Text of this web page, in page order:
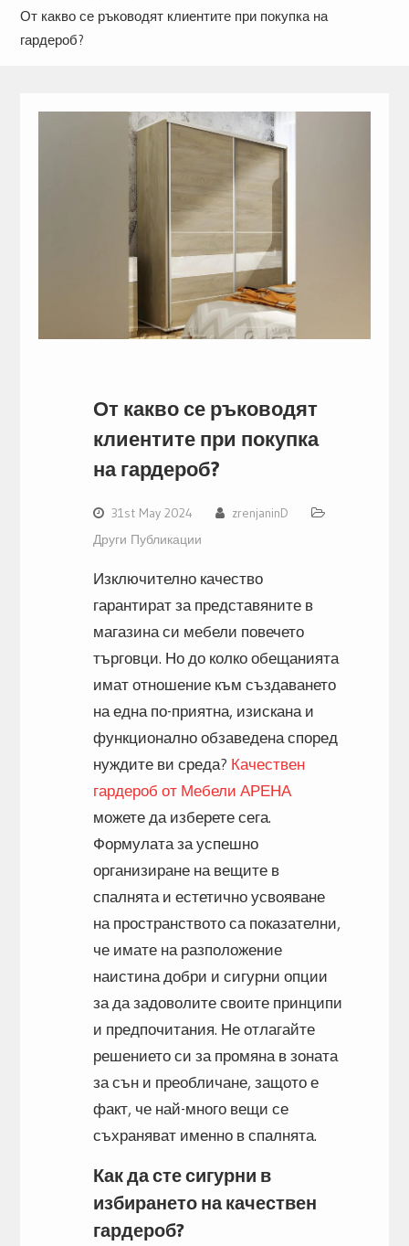
От какво се ръководят клиентите при покупка на
гардероб?
От какво се ръководят
клиентите при покупка
на гардероб?
31st May 2024
zrenjaninD
Други Публикации
Изключително качество
гарантират за представяните в
магазина си мебели повечето
търговци. Но до колко обещанията
имат отношение към създаването
на една по-приятна, изискана и
функционално обзаведена според
нуждите ви среда? Качествен
гардероб от Мебели АРЕНА
можете да изберете сега.
Формулата за успешно
организиране на вещите в
спалнята и естетично усвояване
на пространството са показателни,
че имате на разположение
наистина добри и сигурни опции
за да задоволите своите принципи
и предпочитания. Не отлагайте
решението си за промяна в зоната
за сън и преобличане, защото е
факт, че най-много вещи се
съхраняват именно в спалнята.
Как да сте сигурни в
избирането на качествен
гардероб?